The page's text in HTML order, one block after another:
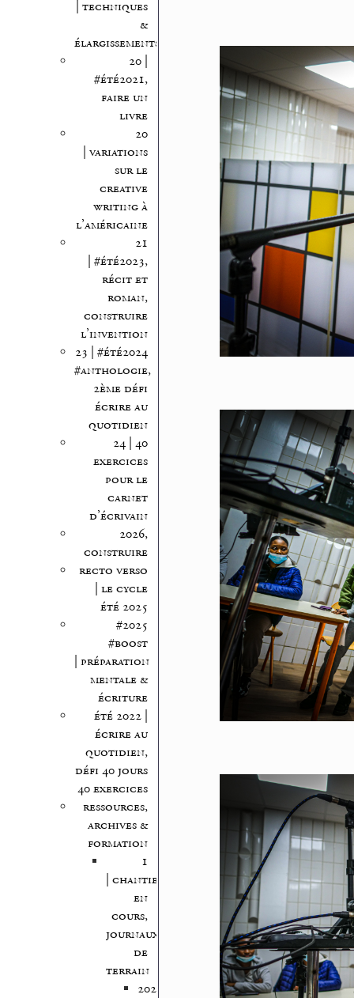
| techniques
&
élargissements
20 |
#été2021,
faire un
livre
20
| variations
sur le
creative
writing à
l’américaine
21
| #été2023,
récit et
roman,
construire
l’invention
23 | #été2024
#anthologie,
2ème défi
écrire au
quotidien
24 | 40
exercices
pour le
carnet
d’écrivain
2026,
construire
recto verso
| le cycle
été 2025
#2025
#boost
| préparation
mentale &
écriture
été 2022 |
écrire au
quotidien,
défi 40 jours
40 exercices
ressources,
archives &
formation
1
| chantiers
en
cours,
journaux
de
terrain
2022